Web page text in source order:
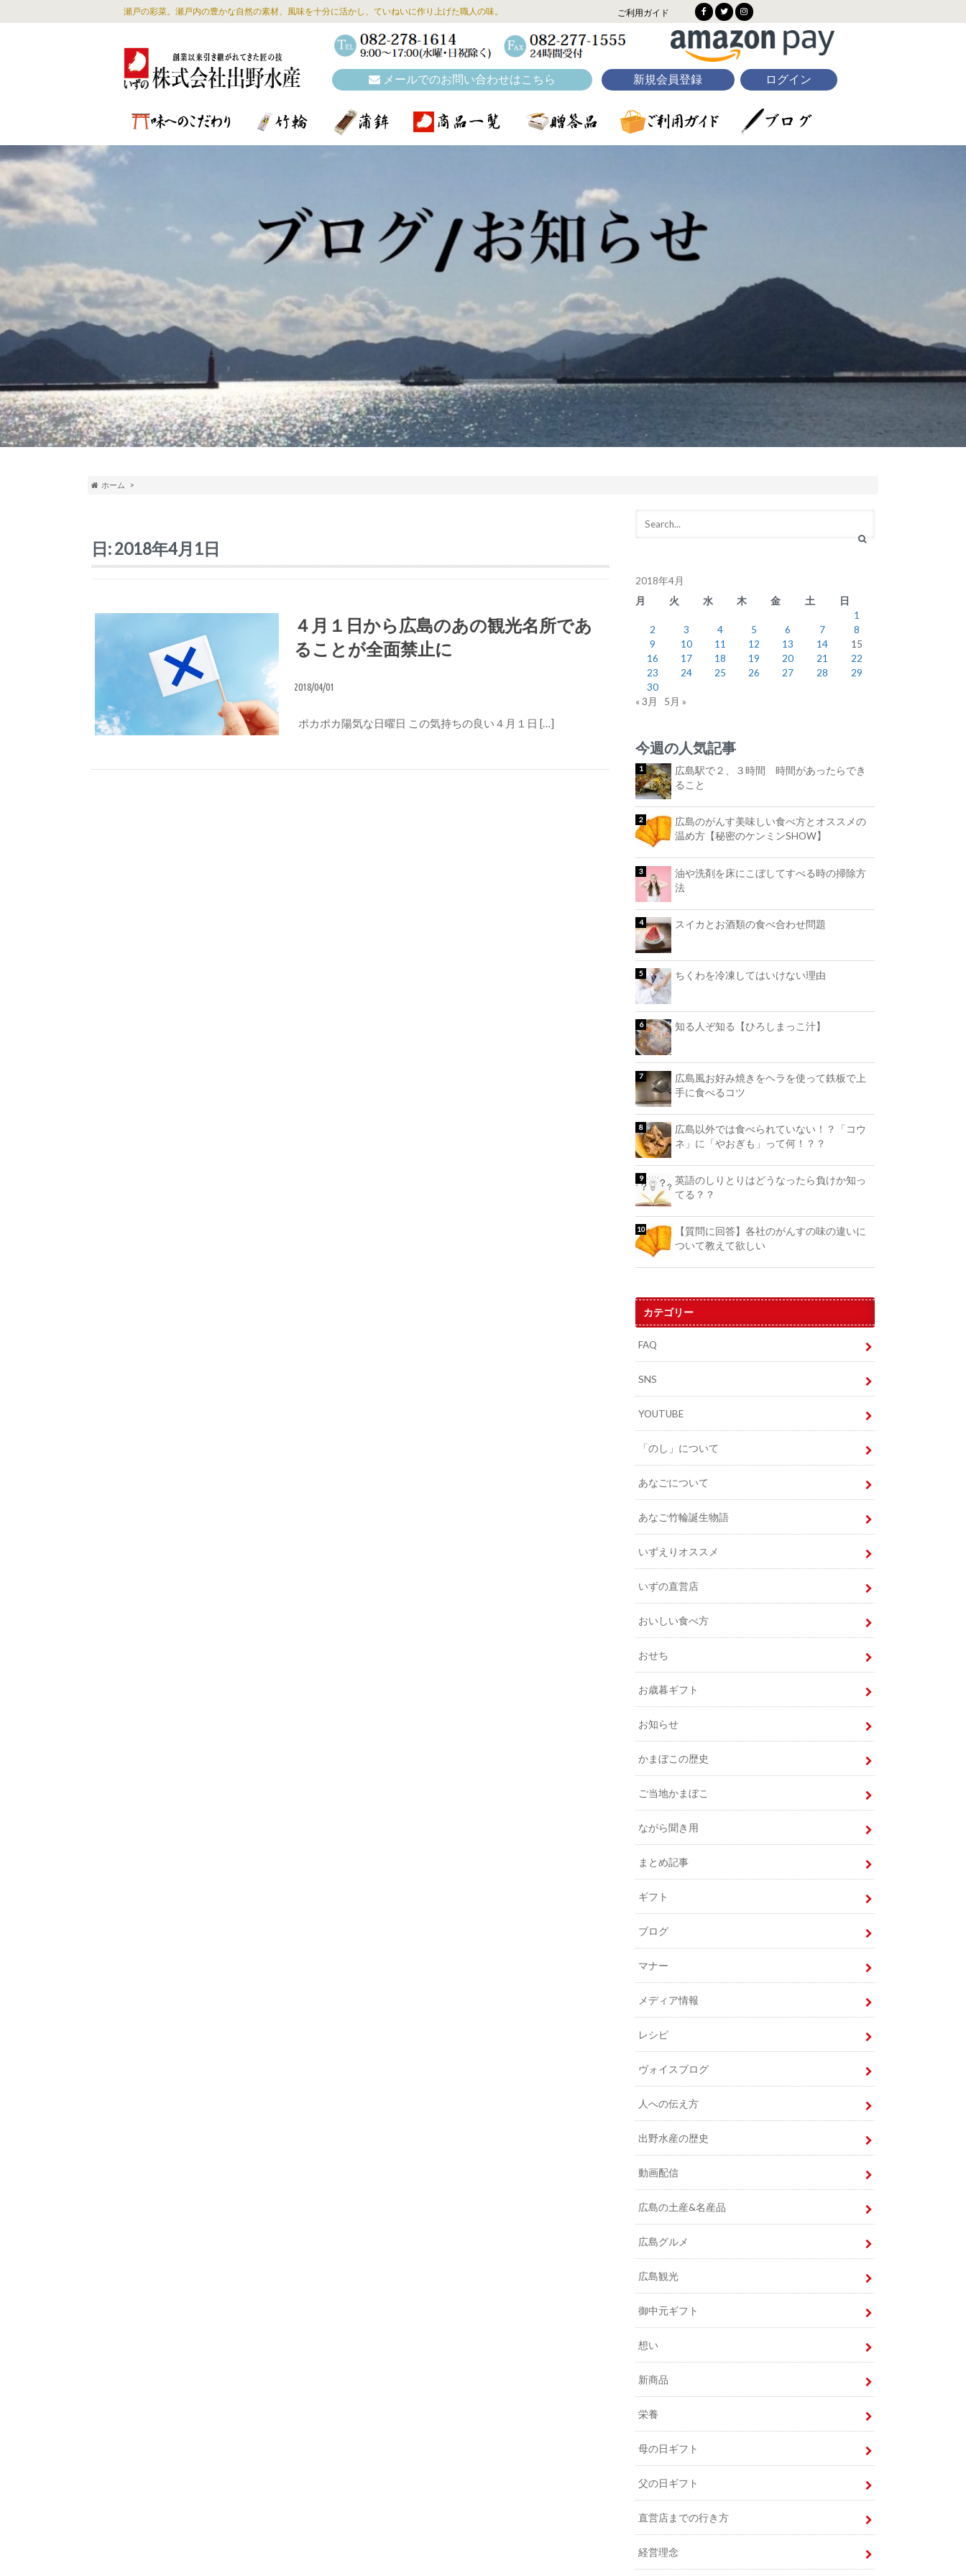
瀬戸の彩菜。瀬戸内の豊かな自然の素材、風味を十分に活かし、ていねいに作り上げた職人の味。 ご利用ガイド
メールでのお問い合わせはこちら 新規会員登録 ログイン
ホーム
日:2018年4月1日
４月１日から広島のあの観光名所であ
ることが全面禁止に
2018/04/01
ポカポカ陽気な日曜日 この気持ちの良い４月１日 […]
2018年4月
月
火 水 木 金 土
日
1
2
3 4 5 6 7
8
9
10 11 12 13 14
15
16
17 18 19 20 21
22
23
24 25 26 27 28
29
30
« 3月
5月 »
今週の人気記事
広島駅で２、３時間 時間があったらでき
ること
広島のがんす美味しい食べ方とオススメの
温め方【秘密のケンミンSHOW】
油や洗剤を床にこぼしてすべる時の掃除方
法
スイカとお酒類の食べ合わせ問題
ちくわを冷凍してはいけない理由
知る人ぞ知る【ひろしまっこ汁】
広島風お好み焼きをヘラを使って鉄板で上
手に食べるコツ
広島以外では食べられていない！？「コウ
ネ」に「やおぎも」って何！？？
英語のしりとりはどうなったら負けか知っ
てる？？
【質問に回答】各社のがんすの味の違いに
ついて教えて欲しい
カテゴリー
FAQ
SNS
YOUTUBE
「のし」について
あなごについて
あなご竹輪誕生物語
いずえりオススメ
いずの直営店
おいしい食べ方
おせち
お歳暮ギフト
お知らせ
かまぼこの歴史
ご当地かまぼこ
ながら聞き用
まとめ記事
ギフト
ブログ
マナー
メディア情報
レシピ
ヴォイスブログ
人への伝え方
出野水産の歴史
動画配信
広島の土産&名産品
広島グルメ
広島観光
御中元ギフト
想い
新商品
栄養
母の日ギフト
父の日ギフト
直営店までの行き方
経営理念